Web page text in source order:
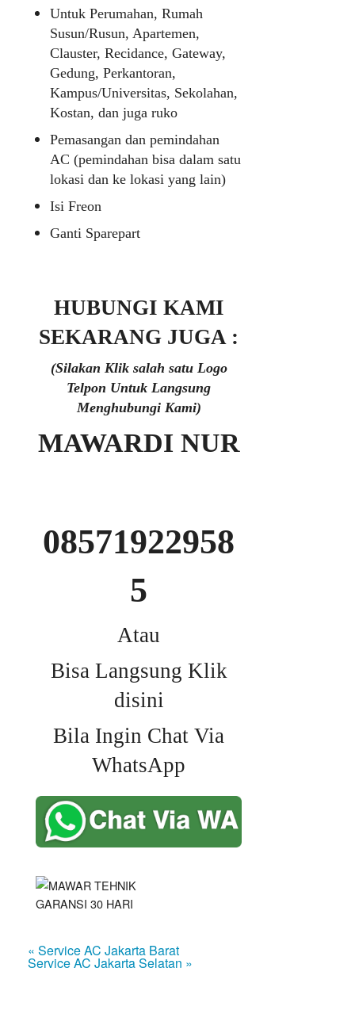
Untuk Perumahan, Rumah
Susun/Rusun, Apartemen,
Clauster, Recidance, Gateway,
Gedung, Perkantoran,
Kampus/Universitas, Sekolahan,
Kostan, dan juga ruko
Pemasangan dan pemindahan
AC (pemindahan bisa dalam satu
lokasi dan ke lokasi yang lain)
Isi Freon
Ganti Sparepart
HUBUNGI KAMI
SEKARANG JUGA :
(Silakan Klik salah satu Logo
Telpon Untuk Langsung
Menghubungi Kami)
MAWARDI NUR
08571922958
5
Atau
Bisa Langsung Klik
disini
Bila Ingin Chat Via
WhatsApp
« Service AC Jakarta Barat
Service AC Jakarta Selatan »